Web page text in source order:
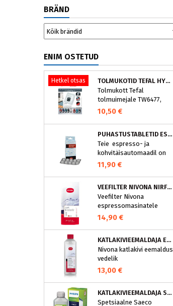
BRÄND
ENIM OSTETUD
Hetkel otsas
TOLMUKOTID TEFAL HYGIENE+ ZR200540 (4 TK)
Tolmukott Tefal
tolmuimejale TW6477,
TW6886..
10,50 €
PUHASTUSTABLETID ESPRESSOMASINALE, NIVONA 390701200
Teie espresso- ja
kohvitäisautomaadil on
integreeritud
puhastusprogramm.
NIVONA puhastustabletid
on loodud spetsiaalselt
selle programmi jaoks ja
eraldavad mustuse nagu
nt kohvirasva
aparaati ja tagab täiusliku
aroomi.
11,90 €
VEEFILTER NIVONA NIRF701
Veefilter Nivona
espressomasinatele
14,90 €
KATLAKIVIEEMALDAJA ESPRESSOMASINATELE, NIVONA (500 ML)
Nivona katlakivi eemaldus
vedelik
espressomasinatele
13,00 €
KATLAKIVIEEMALDAJA SAECO ESPRESSOMASINATELE, PHILIPS CA6700/10
Spetsiaalne Saeco